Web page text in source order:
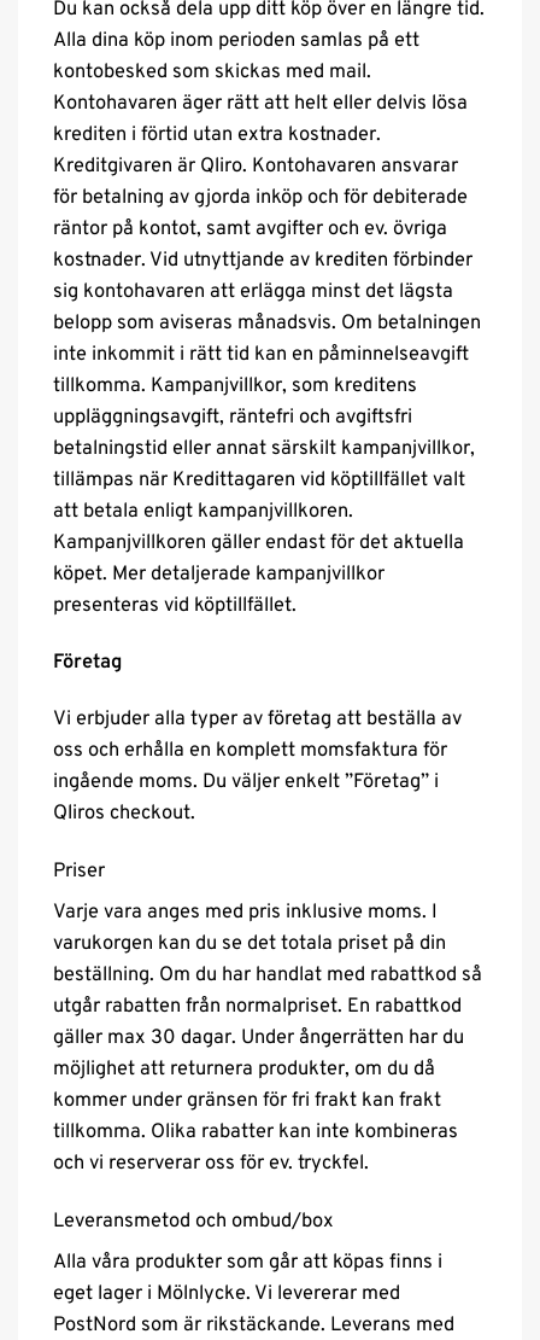
Du kan också dela upp ditt köp över en längre tid.
Alla dina köp inom perioden samlas på ett
kontobesked som skickas med mail.
Kontohavaren äger rätt att helt eller delvis lösa
krediten i förtid utan extra kostnader.
Kreditgivaren är Qliro. Kontohavaren ansvarar
för betalning av gjorda inköp och för debiterade
räntor på kontot, samt avgifter och ev. övriga
kostnader. Vid utnyttjande av krediten förbinder
sig kontohavaren att erlägga minst det lägsta
belopp som aviseras månadsvis. Om betalningen
inte inkommit i rätt tid kan en påminnelseavgift
tillkomma. Kampanjvillkor, som kreditens
uppläggningsavgift, räntefri och avgiftsfri
betalningstid eller annat särskilt kampanjvillkor,
tillämpas när Kredittagaren vid köptillfället valt
att betala enligt kampanjvillkoren.
Kampanjvillkoren gäller endast för det aktuella
köpet. Mer detaljerade kampanjvillkor
presenteras vid köptillfället.
Företag
Vi erbjuder alla typer av företag att beställa av
oss och erhålla en komplett momsfaktura för
ingående moms. Du väljer enkelt ”Företag” i
Qliros checkout.
Priser
Varje vara anges med pris inklusive moms. I
varukorgen kan du se det totala priset på din
beställning. Om du har handlat med rabattkod så
utgår rabatten från normalpriset. En rabattkod
gäller max 30 dagar. Under ångerrätten har du
möjlighet att returnera produkter, om du då
kommer under gränsen för fri frakt kan frakt
tillkomma. Olika rabatter kan inte kombineras
och vi reserverar oss för ev. tryckfel.
Leveransmetod och ombud/box
Alla våra produkter som går att köpas finns i
eget lager i Mölnlycke. Vi levererar med
PostNord som är rikstäckande. Leverans med